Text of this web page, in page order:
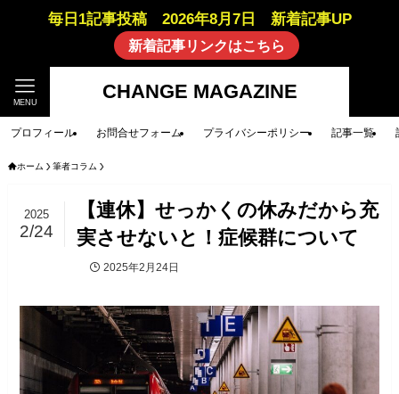
毎日1記事投稿 2026年8月7日 新着記事UP
新着記事リンクはこちら
CHANGE MAGAZINE
MENU
プロフィール お問合せフォーム プライバシーポリシー 記事一覧
ホーム 筆者コラム
【連休】せっかくの休みだから充
実させないと！症候群について
2025
2/24
2025年2月24日